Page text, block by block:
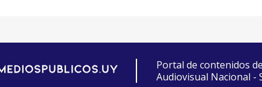
Portal de contenidos
Audiovisual Nacional -